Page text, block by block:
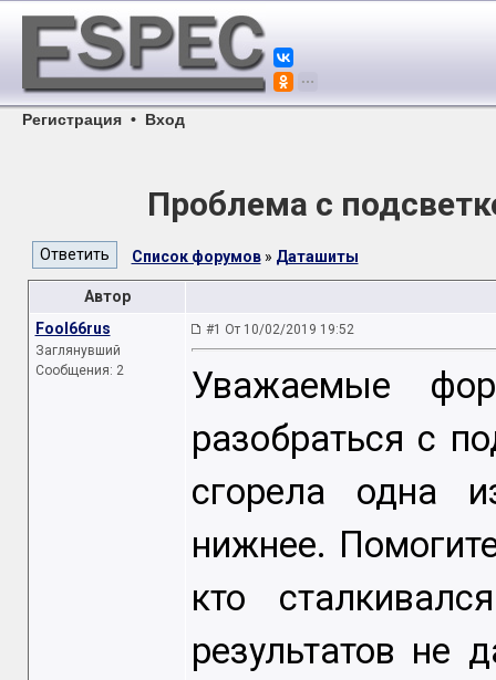
Регистрация • Вход
Проблема с
Список форумов» Даташиты
Автор
Fool66rus
Заглянувший
Сообщения: 2
#1 От 10/02/2019 19:52
Уважаемые
разобраться с
сгорела одна
нижнее.
кто
результатов не